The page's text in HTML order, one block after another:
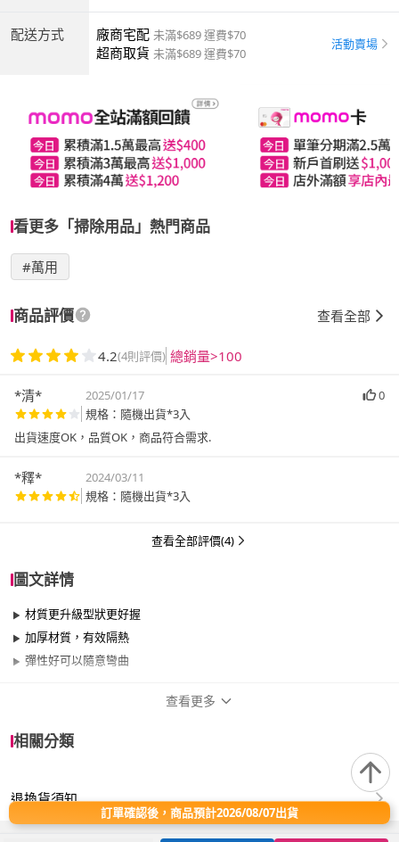
配送方式 廠商宅配 未滿$689 運費$70
超商取貨 未滿$689 運費$70
活動賣場
看更多「掃除用品」熱門商品
#萬用
商品評價 查看全部
4.2(4則評價) 總銷量>100
*清* 2025/01/17
0
規格：隨機出貨*3入
出貨速度OK，品質OK，商品符合需求.
*釋*
2024/03/11
規格：隨機出貨*3入
查看全部評價(4)
圖文詳情
材質更升級型狀更好握
加厚材質，有效隔熱
彈性好可以隨意彎曲
保固資訊
15天保固期
本品牌商品給予商品保固15天，以出貨時間起
查看更多
相關分類
退換貨須知
訂單確認後，商品預計2026/08/07出貨